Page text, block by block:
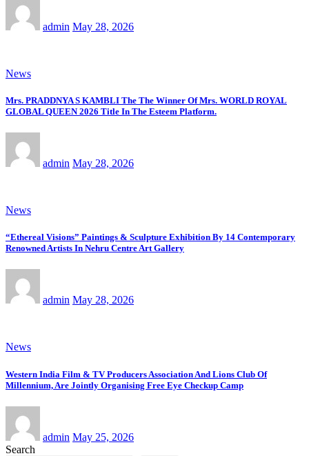
admin May 28, 2026
News
Mrs. PRADDNYA S KAMBLI The The Winner Of Mrs. WORLD ROYAL
GLOBAL QUEEN 2026 Title In The Esteem Platform.
admin May 28, 2026
News
“Ethereal Visions” Paintings & Sculpture Exhibition By 14 Contemporary
Renowned Artists In Nehru Centre Art Gallery
admin May 28, 2026
News
Western India Film & TV Producers Association And Lions Club Of
Millennium, Are Jointly Organising Free Eye Checkup Camp
admin May 25, 2026
Search